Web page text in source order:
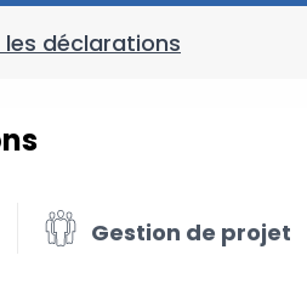
déclarations
Gestion de projet